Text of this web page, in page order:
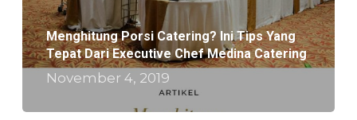
Menghitung Porsi Catering? Ini Tips Yang
Tepat Dari Executive Chef Medina Catering
November 4, 2019